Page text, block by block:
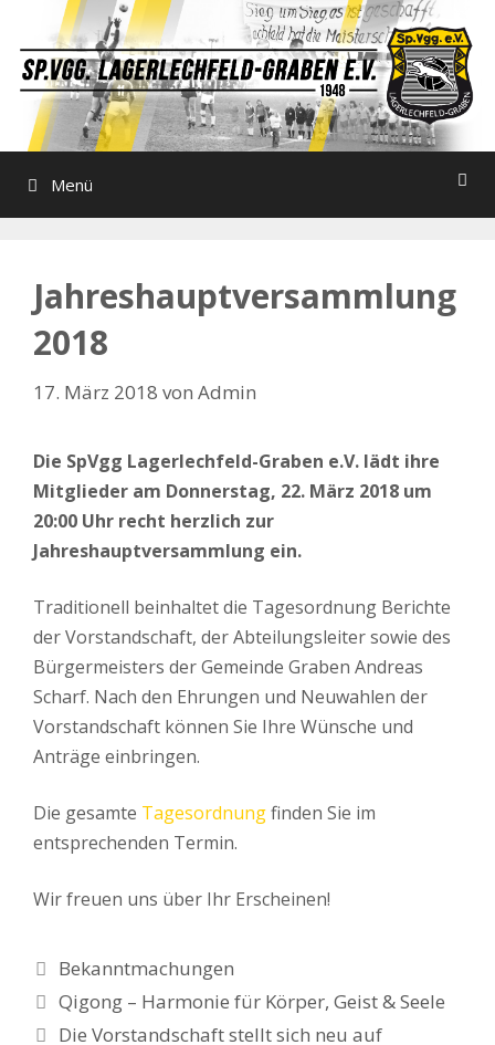
springen
Menü
Jahreshauptversammlung
2018
17. März 2018 von Admin
Die SpVgg Lagerlechfeld-Graben e.V. lädt ihre
Mitglieder am Donnerstag, 22. März 2018 um
20:00 Uhr recht herzlich zur
Jahreshauptversammlung ein.
Traditionell beinhaltet die Tagesordnung Berichte
der Vorstandschaft, der Abteilungsleiter sowie des
Bürgermeisters der Gemeinde Graben Andreas
Scharf. Nach den Ehrungen und Neuwahlen der
Vorstandschaft können Sie Ihre Wünsche und
Anträge einbringen.
Die gesamte Tagesordnungfinden Sie im
entsprechenden Termin.
Wir freuen uns über Ihr Erscheinen!
Kategorien
Bekanntmachungen
Qigong – Harmonie für Körper, Geist & Seele
Die Vorstandschaft stellt sich neu auf